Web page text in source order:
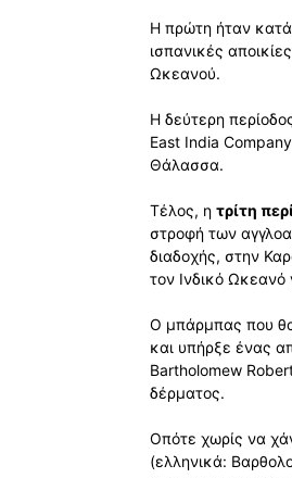
Η πρώτη ήταν κατά
ισπανικές
Ωκεανού.
Η δεύτερη
East India
Θάλασσα.
Τέλος, η τρίτη
στροφή των
διαδοχής, στην
τον Ινδικό Ωκεανό
Ο μπάρμπας που θα
και υπήρξε ένας
Bartholomew
δέρματος.
Οπότε χωρίς να
(ελληνικά: